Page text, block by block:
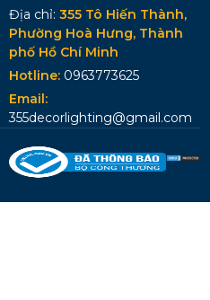
Địa chỉ: 355 Tô Hiến Thành,
Phường Hoà Hưng, Thành
phố Hồ Chí Minh
Hotline: 0963773625
Email:
355decorlighting@gmail.com